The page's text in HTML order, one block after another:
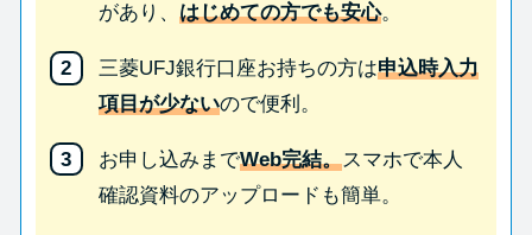
があり、はじめての方でも安心。
三菱UFJ銀行口座お持ちの方は申込時入力
項目が少ないので便利。
お申し込みまでWeb完結。スマホで本人
確認資料のアップロードも簡単。